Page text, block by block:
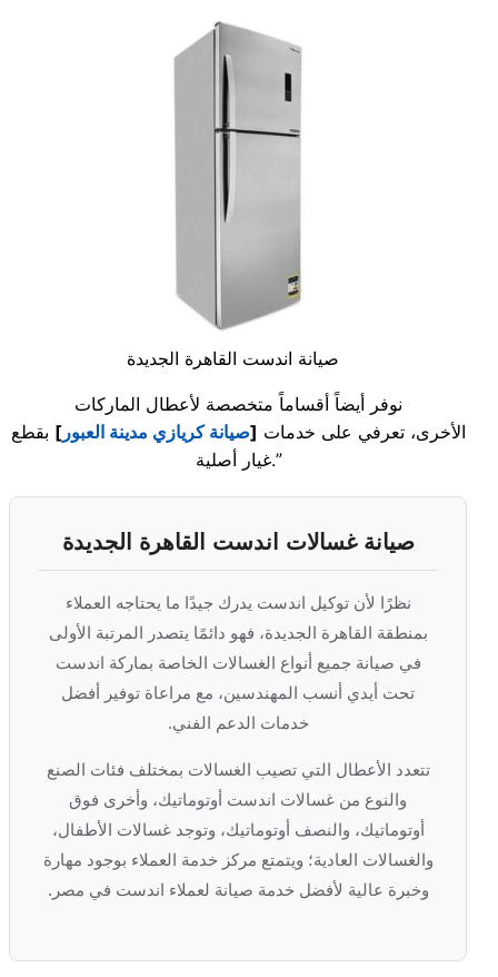
صيانة اندست القاهرة الجديدة
نوفر أيضاً أقساماً متخصصة لأعطال الماركات
الأخرى، تعرفي على خدمات [صيانة كريازي مدينة العبور] بقطع
غيار أصلية.”
صيانة غسالات اندست القاهرة الجديدة
نظرًا لأن توكيل اندست يدرك جيدًا ما يحتاجه العملاء
بمنطقة القاهرة الجديدة، فهو دائمًا يتصدر المرتبة الأولى
في صيانة جميع أنواع الغسالات الخاصة بماركة اندست
تحت أيدي أنسب المهندسين، مع مراعاة توفير أفضل
خدمات الدعم الفني.
تتعدد الأعطال التي تصيب الغسالات بمختلف فئات الصنع
والنوع من غسالات اندست أوتوماتيك، وأخرى فوق
أوتوماتيك، والنصف أوتوماتيك، وتوجد غسالات الأطفال،
والغسالات العادية؛ ويتمتع مركز خدمة العملاء بوجود مهارة
وخبرة عالية لأفضل خدمة صيانة لعملاء اندست في مصر.